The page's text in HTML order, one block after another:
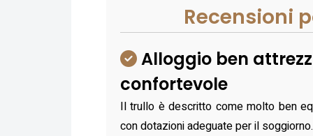
Recensioni
Alloggio ben
confortevole
Il trullo è descritto come molto ben
con dotazioni adeguate per il soggiorno.